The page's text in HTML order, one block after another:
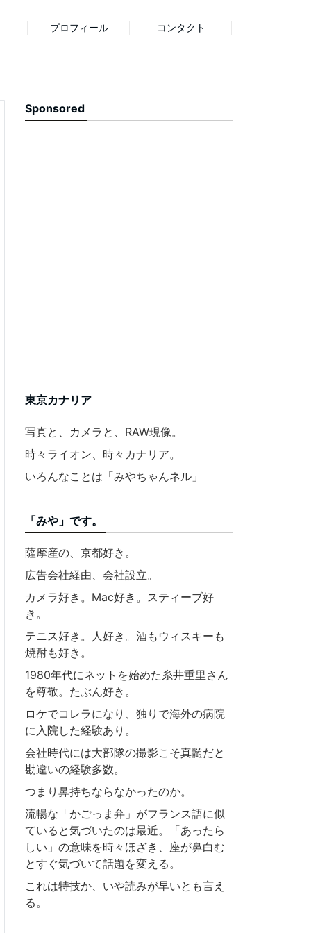
プロフィール コンタクト
Sponsored
東京カナリア
写真と、カメラと、RAW現像。
時々ライオン、時々カナリア。
いろんなことは「みやちゃんネル」
「みや」です。
薩摩産の、京都好き。
広告会社経由、会社設立。
カメラ好き。Mac好き。スティーブ好
き。
テニス好き。人好き。酒もウィスキーも
焼酎も好き。
1980年代にネットを始めた糸井重里さん
を尊敬。たぶん好き。
ロケでコレラになり、独りで海外の病院
に入院した経験あり。
会社時代には大部隊の撮影こそ真髄だと
勘違いの経験多数。
つまり鼻持ちならなかったのか。
流暢な「かごっま弁」がフランス語に似
ていると気づいたのは最近。「あったら
しい」の意味を時々ほざき、座が鼻白む
とすぐ気づいて話題を変える。
これは特技か、いや読みが早いとも言え
る。